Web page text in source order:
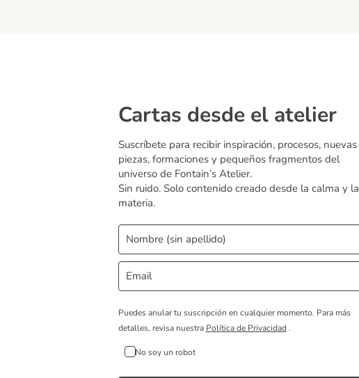
Cartas desde el atelier
Suscríbete para recibir inspiración, procesos, nuevas
piezas, formaciones y pequeños fragmentos del
universo de Fontain’s Atelier.
Sin ruido. Solo contenido creado desde la calma y la
materia.
Puedes anular tu suscripción en cualquier momento. Para más
detalles, revisa nuestra Política de Privacidad .
No soy un robot